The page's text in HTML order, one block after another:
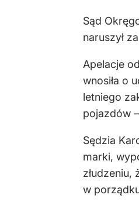
Sąd
naruszył
Apelacje
wnosiła o
letniego
pojazdów
Sędzia
marki,
w